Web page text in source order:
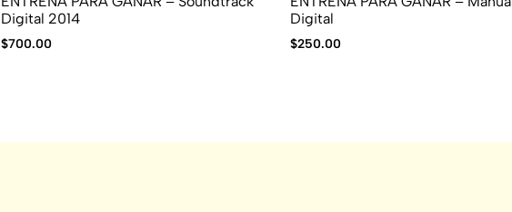
Digital 2014
$700.00
Digital
$250.00